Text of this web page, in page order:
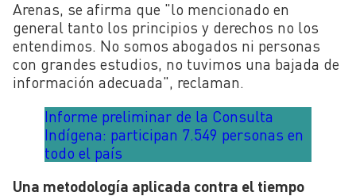
Arenas, se afirma que "lo mencionado en
general tanto los principios y derechos no los
entendimos. No somos abogados ni personas
con grandes estudios, no tuvimos una bajada de
información adecuada", reclaman.
Informe preliminar de la Consulta
Indígena: participan 7.549 personas en
todo el país
Una metodología aplicada contra el tiempo